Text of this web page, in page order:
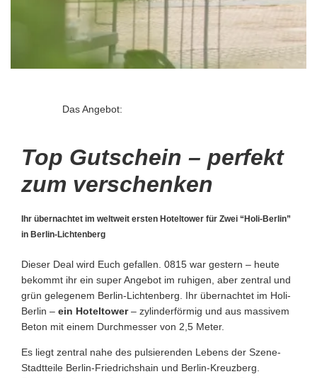
Das Angebot:
Top Gutschein – perfekt
zum verschenken
Ihr übernachtet im weltweit ersten Hoteltower für Zwei “Holi-Berlin”
in Berlin-Lichtenberg
Dieser Deal wird Euch gefallen. 0815 war gestern – heute
bekommt ihr ein super Angebot im ruhigen, aber zentral und
grün gelegenem Berlin-Lichtenberg. Ihr übernachtet im Holi-
Berlin – ein Hoteltower– zylinderförmig und aus massivem
Beton mit einem Durchmesser von 2,5 Meter.
Es liegt zentral nahe des pulsierenden Lebens der Szene-
Stadtteile Berlin-Friedrichshain und Berlin-Kreuzberg.